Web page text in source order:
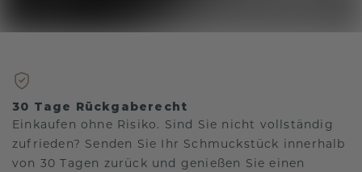
30 Tage Rückgaberecht
Einkaufen ohne Risiko. Sind Sie nicht vollständig
zufrieden? Senden Sie Ihr Schmuckstück innerhalb
von 30 Tagen zurück und genießen Sie einen